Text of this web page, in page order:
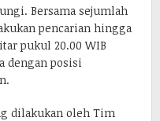
Bersama sejumlah
pencarian hingga
pukul 20.00 WIB
dengan posisi
dilakukan oleh Tim